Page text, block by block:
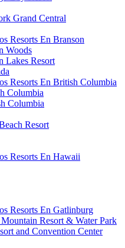
Grand Central
Resorts En Branson
Woods
Lakes Resort
Resorts En British Columbia
Columbia
Columbia
Resort
Resorts En Hawaii
Resorts En Gatlinburg
Resort & Water Park
and Convention Center